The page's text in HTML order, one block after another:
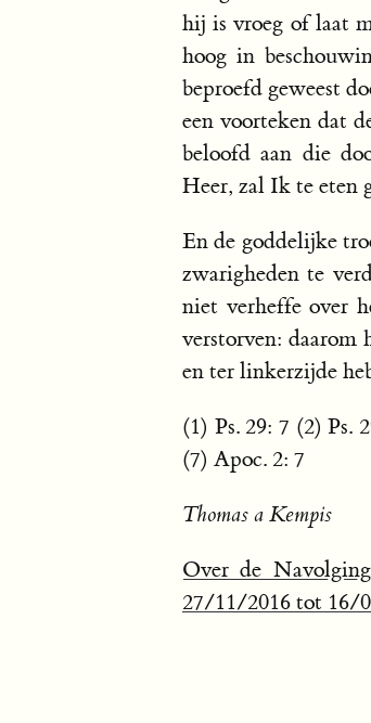
hij is vroeg of laat
hoog in
beproefd geweest
een voorteken dat
beloofd aan die
Heer, zal Ik te eten
En de goddelijke
zwarigheden te
niet verheffe over
verstorven:
en ter linkerzijde
(1) Ps. 29: 7 (2) Ps.
(7) Apoc. 2: 7
Thomas a Kempis
Over de
27/11/2016 tot 16/